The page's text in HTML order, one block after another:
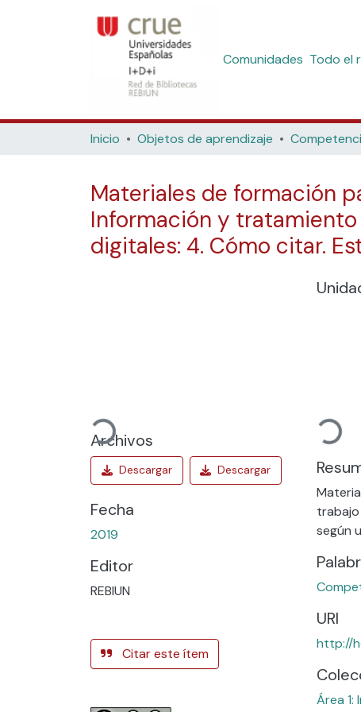
Comunidades Todo el
Inicio Objetos de aprendizaje
Materiales de formación
Información y
digitales: 4. Cómo citar.
Cargando...
Archivos
Fecha
2019
Editor
REBIUN
Citar este ítem
Cargando...
según
URI
http://
Área